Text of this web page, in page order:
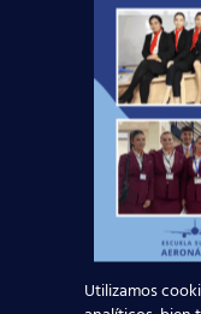
Mapa de la
transitadas y
Leer más
Madrid-Barajas
pasajeros
Utilizamos